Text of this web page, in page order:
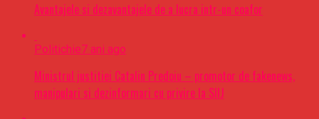
Avantajele si dezavantajele de a lucra intr-un coafor
Politichie7 ani ago
Ministrul justitiei Catalin Predoiu – promotor de fakenews,
manipulari si dezinformari cu privire la SIIJ